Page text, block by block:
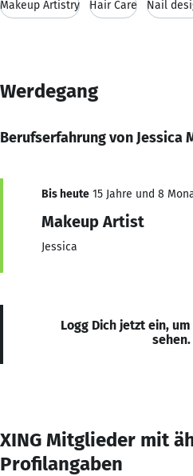
Makeup Artistry Hair Care Nail
Werdegang
Berufserfahrung von Jessica
Bis heute 15 Jahre und 8
Makeup Artist
Jessica
Logg Dich jetzt ein,
sehen.
XING Mitglieder mit
Profilangaben